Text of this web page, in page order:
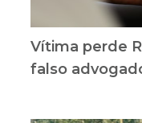
Vítima perde
falso